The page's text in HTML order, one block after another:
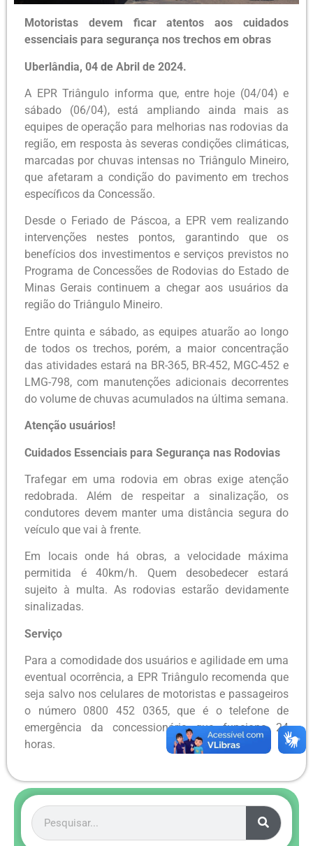
Motoristas devem ficar atentos aos cuidados
essenciais para segurança nos trechos em obras
Uberlândia, 04 de Abril de 2024.
A EPR Triângulo informa que, entre hoje (04/04) e
sábado (06/04), está ampliando ainda mais as
equipes de operação para melhorias nas rodovias da
região, em resposta às severas condições climáticas,
marcadas por chuvas intensas no Triângulo Mineiro,
que afetaram a condição do pavimento em trechos
específicos da Concessão.
Desde o Feriado de Páscoa, a EPR vem realizando
intervenções nestes pontos, garantindo que os
benefícios dos investimentos e serviços previstos no
Programa de Concessões de Rodovias do Estado de
Minas Gerais continuem a chegar aos usuários da
região do Triângulo Mineiro.
Entre quinta e sábado, as equipes atuarão ao longo
de todos os trechos, porém, a maior concentração
das atividades estará na BR-365, BR-452, MGC-452 e
LMG-798, com manutenções adicionais decorrentes
do volume de chuvas acumulados na última semana.
Atenção usuários!
Cuidados Essenciais para Segurança nas Rodovias
Trafegar em uma rodovia em obras exige atenção
redobrada. Além de respeitar a sinalização, os
condutores devem manter uma distância segura do
veículo que vai à frente.
Em locais onde há obras, a velocidade máxima
permitida é 40km/h. Quem desobedecer estará
sujeito à multa. As rodovias estarão devidamente
sinalizadas.
Serviço
Para a comodidade dos usuários e agilidade em uma
eventual ocorrência, a EPR Triângulo recomenda que
seja salvo nos celulares de motoristas e passageiros
o número 0800 452 0365, que é o telefone de
emergência da concessionária que funciona 24
horas.